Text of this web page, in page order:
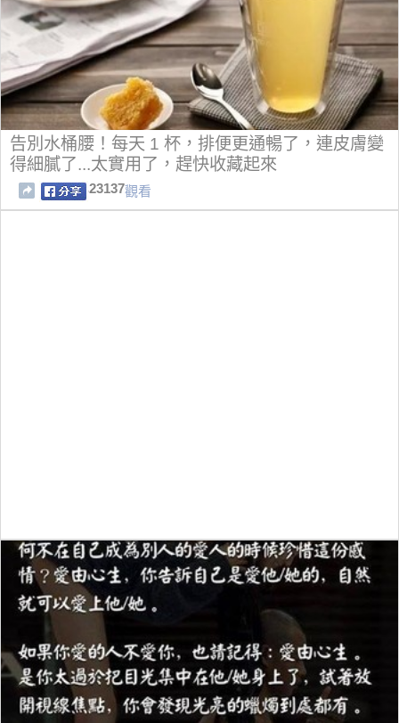
告別水桶腰！每天 1 杯，排便更通暢了，連皮膚變
得細膩了...太實用了，趕快收藏起來
23137觀看